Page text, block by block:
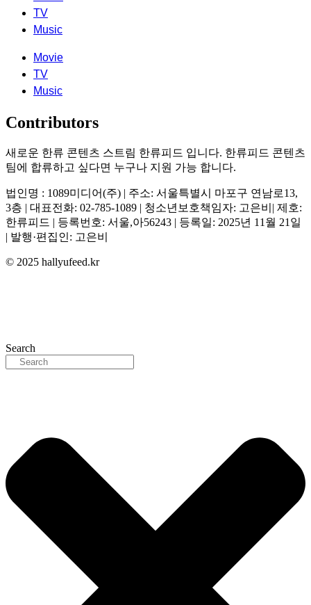
TV
Music
Movie
TV
Music
Contributors
새로운 한류 콘텐츠 스트림 한류피드 입니다. 한류피드 콘텐츠
팀에 합류하고 싶다면 누구나 지원 가능 합니다.
법인명 : 1089미디어(주) | 주소: 서울특별시 마포구 연남로13,
3층 | 대표전화: 02-785-1089 | 청소년보호책임자: 고은비| 제호:
한류피드 | 등록번호: 서울,아56243 | 등록일: 2025년 11월 21일
| 발행·편집인: 고은비
© 2025 hallyufeed.kr
Search